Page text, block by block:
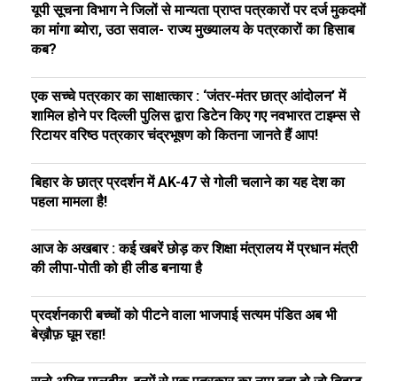
यूपी सूचना विभाग ने जिलों से मान्यता प्राप्त पत्रकारों पर दर्ज मुकदमों
का मांगा ब्योरा, उठा सवाल- राज्य मुख्यालय के पत्रकारों का हिसाब
कब?
एक सच्चे पत्रकार का साक्षात्कार : ‘जंतर-मंतर छात्र आंदोलन’ में
शामिल होने पर दिल्ली पुलिस द्वारा डिटेन किए गए नवभारत टाइम्स से
रिटायर वरिष्ठ पत्रकार चंद्रभूषण को कितना जानते हैं आप!
बिहार के छात्र प्रदर्शन में AK-47 से गोली चलाने का यह देश का
पहला मामला है!
आज के अखबार : कई खबरें छोड़ कर शिक्षा मंत्रालय में प्रधान मंत्री
की लीपा-पोती को ही लीड बनाया है
प्रदर्शनकारी बच्चों को पीटने वाला भाजपाई सत्यम पंडित अब भी
बेख़ौफ़ घूम रहा!